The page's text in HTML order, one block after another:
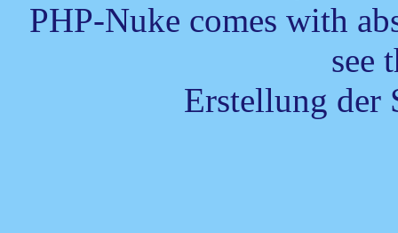
PHP-Nuke comes with
see
Erstellung der